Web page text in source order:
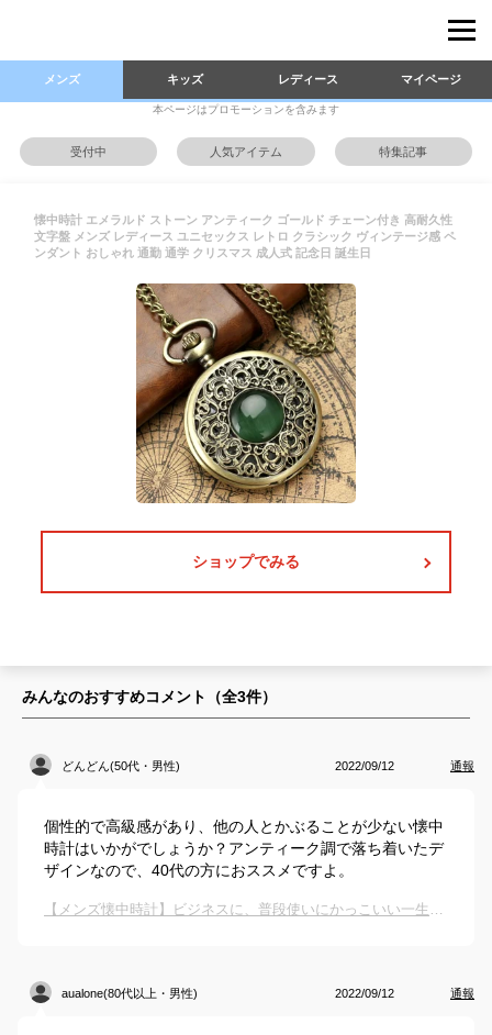
メンズ キッズ レディース マイページ
本ページはプロモーションを含みます
受付中 人気アイテム 特集記事
懐中時計 エメラルド ストーン アンティーク ゴールド チェーン付き 高耐久性
文字盤 メンズ レディース ユニセックス レトロ クラシック ヴィンテージ感 ペ
ンダント おしゃれ 通勤 通学 クリスマス 成人式 記念日 誕生日
ショップでみる
みんなのおすすめコメント（全3件）
どんどん(50代・男性) 2022/09/12 通報
個性的で高級感があり、他の人とかぶることが少ない懐中
時計はいかがでしょうか？アンティーク調で落ち着いたデ
ザインなので、40代の方におススメですよ。
【メンズ懐中時計】ビジネスに、普段使いにかっこいい一生もののおしゃれ懐中時計のおすすめは？
aualone(80代以上・男性) 2022/09/12 通報